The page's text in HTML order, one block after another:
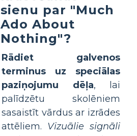
sienu par "Much
Ado About
Nothing"?
Rādiet galvenos
terminus uz speciālas
paziņojumu dēļa, lai
palīdzētu skolēniem
sasaistīt vārdus ar izrādes
attēliem. Vizuālie signāli